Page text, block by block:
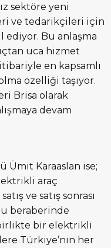
sektöre yeni
ve tedarikçileri için
Bu anlaşma
uca hizmet
en kapsamlı
özelliği taşıyor.
Brisa olarak
devam
Karaaslan ise;
araç
ve satış sonrası
beraberinde
bir elektrikli
Türkiye’nin her